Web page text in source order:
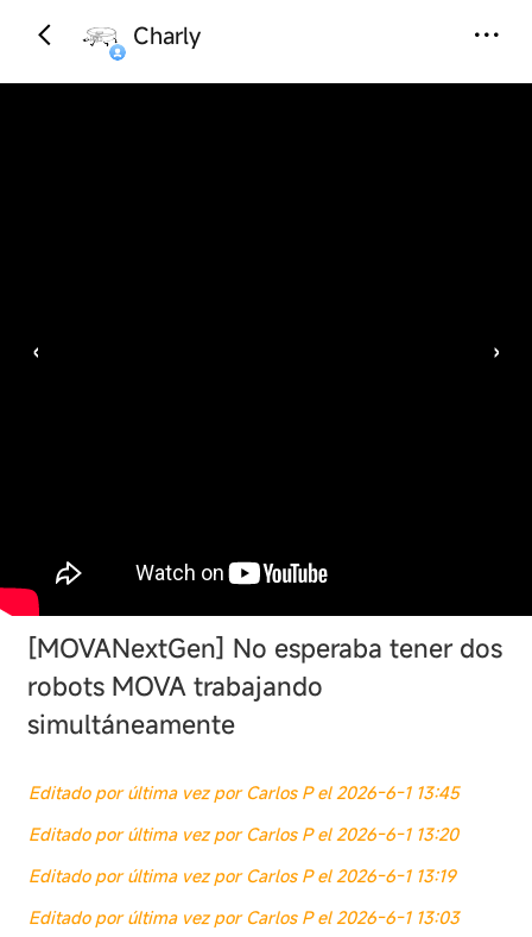
Charly
‹ ›
[MOVANextGen] No esperaba tener dos
robots MOVA trabajando
simultáneamente
Editado por última vez por Carlos P el 2026-6-1 13:45
Editado por última vez por Carlos P el 2026-6-1 13:20
Editado por última vez por Carlos P el 2026-6-1 13:19
Editado por última vez por Carlos P el 2026-6-1 13:03